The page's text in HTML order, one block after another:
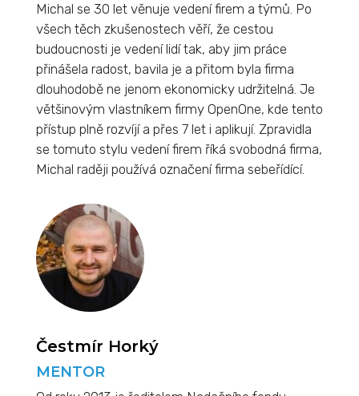
Michal se 30 let věnuje vedení firem a týmů. Po
všech těch zkušenostech věří, že cestou
budoucnosti je vedení lidí tak, aby jim práce
přinášela radost, bavila je a přitom byla firma
dlouhodobě ne jenom ekonomicky udržitelná. Je
většinovým vlastníkem firmy OpenOne, kde tento
přístup plně rozvíjí a přes 7 let i aplikují. Zpravidla
se tomuto stylu vedení firem říká svobodná firma,
Michal raději používá označení firma sebeřídící.
Čestmír Horký
MENTOR